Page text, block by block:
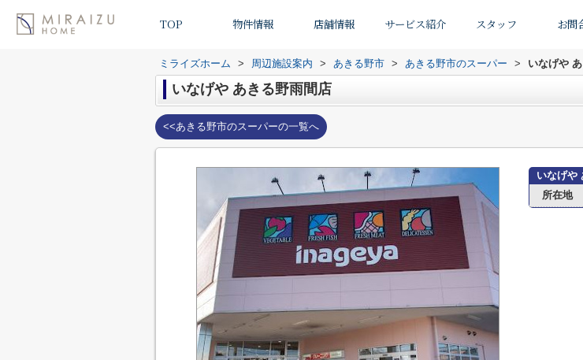
TOP 物件情報 店舗情報 サービス紹介 スタッフ お問
ミライズホーム > 周辺施設案内 > あきる野市 > あきる野市のスーパー > いなげや
いなげや あきる野雨間店
<<あきる野市のスーパーの一覧へ
いなげや
所在地